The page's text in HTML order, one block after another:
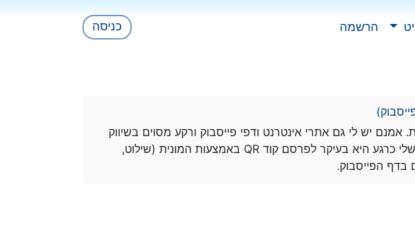
הרשמה כניסה
אמנם יש לי גם אתרי אינטרנט ודפי פייסבוק ורקע מסוים בשיווק
ברשת, אבל הכוונה שלי כרגע היא בעיקר לפרסם קוד QR באמצעות המונית (שילוט,
בדף הפייסבוק.